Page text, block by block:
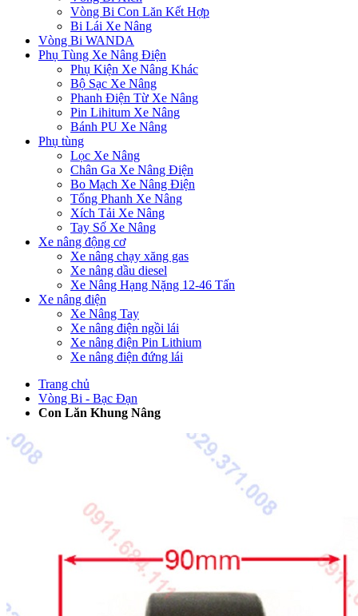
Vòng Bi Con Lăn Kết Hợp
Bi Lái Xe Nâng
Vòng Bi WANDA
Phụ Tùng Xe Nâng Điện
Phụ Kiện Xe Nâng Khác
Bộ Sạc Xe Nâng
Phanh Điện Từ Xe Nâng
Pin Lihitum Xe Nâng
Bánh PU Xe Nâng
Phụ tùng
Lọc Xe Nâng
Chân Ga Xe Nâng Điện
Bo Mạch Xe Nâng Điện
Tổng Phanh Xe Nâng
Xích Tải Xe Nâng
Tay Số Xe Nâng
Xe nâng động cơ
Xe nâng chạy xăng gas
Xe nâng dầu diesel
Xe Nâng Hạng Nặng 12-46 Tấn
Xe nâng điện
Xe Nâng Tay
Xe nâng điện ngồi lái
Xe nâng điện Pin Lithium
Xe nâng điện đứng lái
Trang chủ
Vòng Bi - Bạc Đạn
Con Lăn Khung Nâng